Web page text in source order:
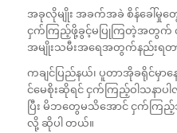
အခုလိုမျိုး အခက်အခဲ စိန်ခေါ်မှုတွ
ငှက်ကြည့်ဖို့ခွင့်မပြုကြတဲ့အတွက်
အမျိုးသမီးအရေအတွက်နည်းရတ
ကချင်ပြည်နယ်၊ ပူတာအိုခရိုင်
င်မေစိုးဆိုရင် ငှက်ကြည့်ဝါသနာပ
ပြီး မိဘတွေမသိအောင် ငှက်က
လို့ ဆိုပါ တယ်။